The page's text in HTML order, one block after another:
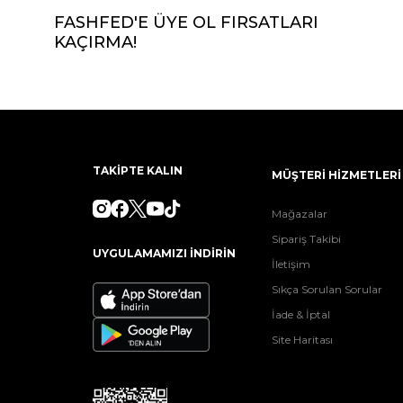
FASHFED'E ÜYE OL FIRSATLARI
KAÇIRMA!
TAKİPTE KALIN
UYGULAMAMIZI İNDİRİN
MÜŞTERİ HİZMETLERİ
Mağazalar
Sipariş Takibi
İletişim
Sıkça Sorulan Sorular
İade & İptal
Site Haritası